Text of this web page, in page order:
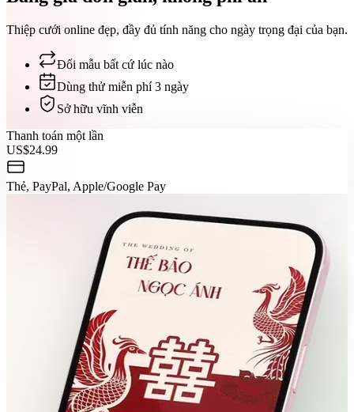
Thiệp cưới online đẹp, đầy đủ tính năng cho ngày trọng đại của bạn.
Đổi mẫu bất cứ lúc nào
Dùng thử miễn phí 3 ngày
Sở hữu vĩnh viễn
Thanh toán một lần
US$24.99
Thẻ, PayPal, Apple/Google Pay